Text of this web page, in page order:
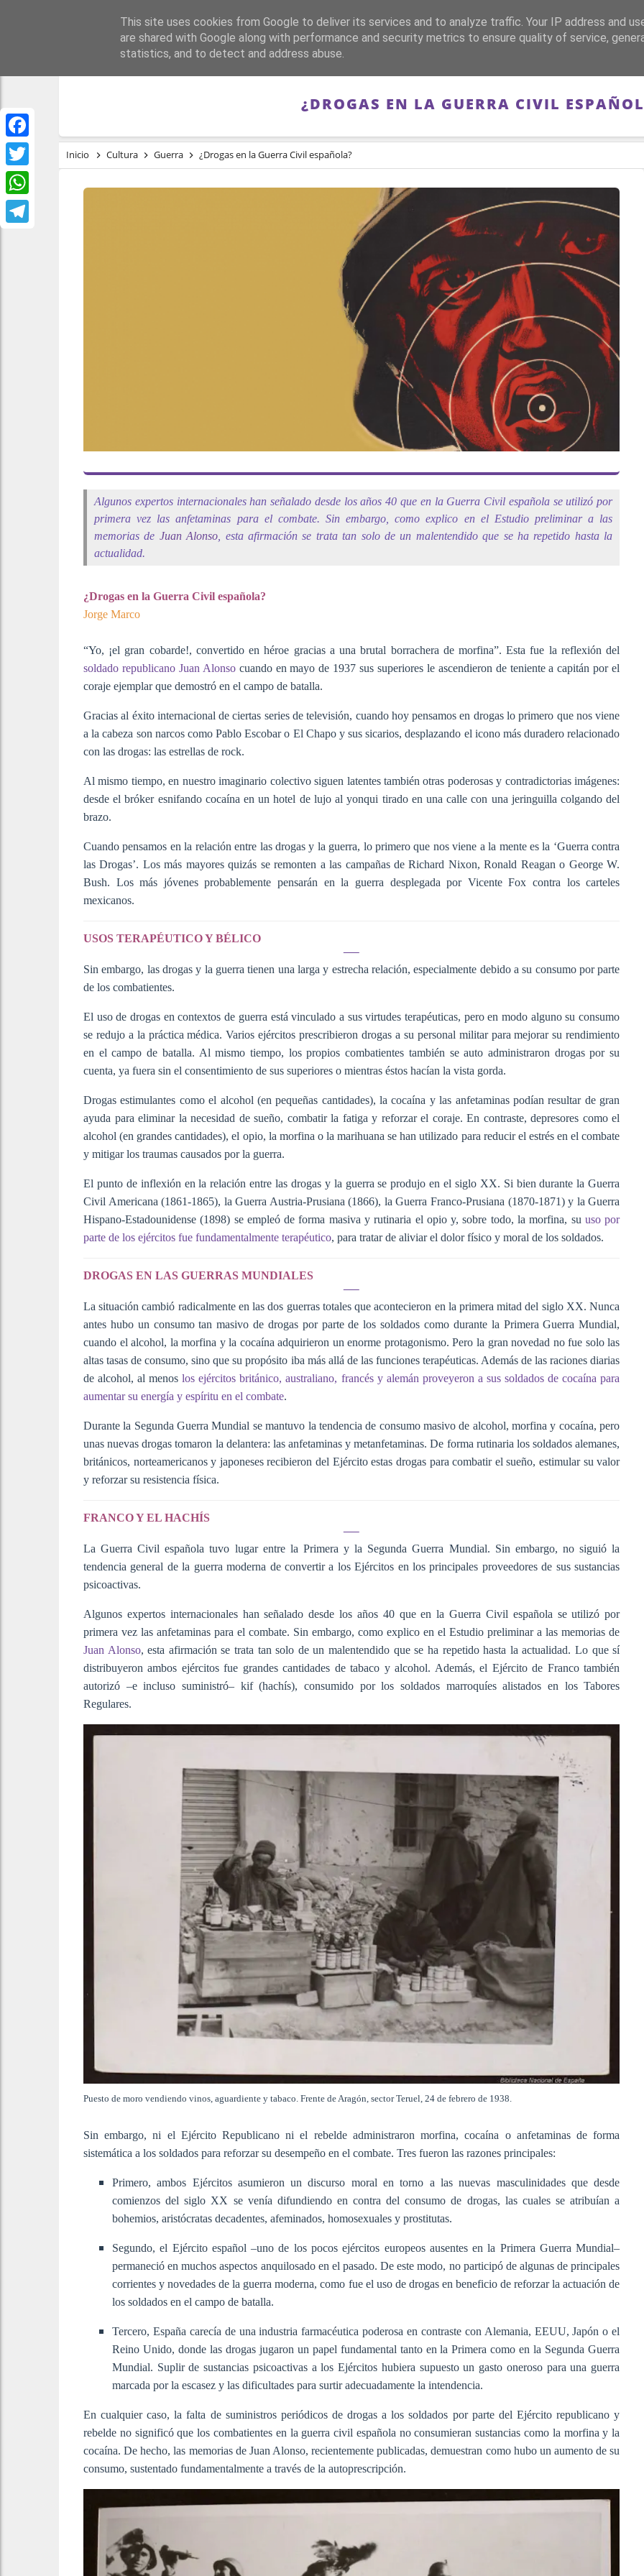
Facebook
Twitter
WhatsApp
PORTADA REPÚBLICA FRANQUISMO GUERRA DE ESPAÑA MEMORIA
¿DROGAS EN LA GUERRA CIVIL
Inicio Cultura Guerra ¿Drogas en la Guerra Civil española?
Algunos expertos internacionales han señalado desde los años 40 que en la Guerra Civil española se utilizó por
primera vez las anfetaminas para el combate. Sin embargo, como explico en el Estudio preliminar a las
memorias de Juan Alonso , esta afirmación se trata tan solo de un malentendido que se ha repetido hasta la
actualidad.
¿Drogas en la Guerra Civil española?
Jorge Marco
“Yo, ¡el gran cobarde!, convertido en héroe gracias a una brutal borrachera de morfina”. Esta fue la reflexión del
soldado republicano Juan Alonsocuando en mayo de 1937 sus superiores le ascendieron de teniente a capitán por el
coraje ejemplar que demostró en el campo de batalla.
Gracias al éxito internacional de ciertas series de televisión, cuando hoy pensamos en drogas lo primero que nos viene
a la cabeza son narcos como Pablo Escobar o El Chapo y sus sicarios, desplazando el icono más duradero relacionado
con las drogas: las estrellas de rock.
Al mismo tiempo, en nuestro imaginario colectivo siguen latentes también otras poderosas y contradictorias imágenes:
desde el bróker esnifando cocaína en un hotel de lujo al yonqui tirado en una calle con una jeringuilla colgando del
brazo.
Cuando pensamos en la relación entre las drogas y la guerra, lo primero que nos viene a la mente es la ‘Guerra contra
las Drogas’. Los más mayores quizás se remonten a las campañas de Richard Nixon, Ronald Reagan o George W.
Bush. Los más jóvenes probablemente pensarán en la guerra desplegada por Vicente Fox contra los carteles
mexicanos.
USOS TERAPÉUTICO Y BÉLICO
Sin embargo, las drogas y la guerra tienen una larga y estrecha relación, especialmente debido a su consumo por parte
de los combatientes.
El uso de drogas en contextos de guerra está vinculado a sus virtudes terapéuticas, pero en modo alguno su consumo
se redujo a la práctica médica. Varios ejércitos prescribieron drogas a su personal militar para mejorar su rendimiento
en el campo de batalla. Al mismo tiempo, los propios combatientes también se auto administraron drogas por su
cuenta, ya fuera sin el consentimiento de sus superiores o mientras éstos hacían la vista gorda.
Drogas estimulantes como el alcohol (en pequeñas cantidades), la cocaína y las anfetaminas podían resultar de gran
ayuda para eliminar la necesidad de sueño, combatir la fatiga y reforzar el coraje. En contraste, depresores como el
alcohol (en grandes cantidades), el opio, la morfina o la marihuana se han utilizado para reducir el estrés en el combate
y mitigar los traumas causados por la guerra.
El punto de inflexión en la relación entre las drogas y la guerra se produjo en el siglo XX. Si bien durante la Guerra
Civil Americana (1861-1865), la Guerra Austria-Prusiana (1866), la Guerra Franco-Prusiana (1870-1871) y la Guerra
Hispano-Estadounidense (1898) se empleó de forma masiva y rutinaria el opio y, sobre todo, la morfina, su uso por
parte de los ejércitos fue fundamentalmente terapéutico, para tratar de aliviar el dolor físico y moral de los soldados.
DROGAS EN LAS GUERRAS MUNDIALES
La situación cambió radicalmente en las dos guerras totales que acontecieron en la primera mitad del siglo XX. Nunca
antes hubo un consumo tan masivo de drogas por parte de los soldados como durante la Primera Guerra Mundial,
cuando el alcohol, la morfina y la cocaína adquirieron un enorme protagonismo. Pero la gran novedad no fue solo las
altas tasas de consumo, sino que su propósito iba más allá de las funciones terapéuticas. Además de las raciones diarias
de alcohol, al menoslos ejércitos británico, australiano, francés y alemán proveyeron a sus soldados de cocaína para
aumentar su energía y espíritu en el combate.
Durante la Segunda Guerra Mundial se mantuvo la tendencia de consumo masivo de alcohol, morfina y cocaína, pero
unas nuevas drogas tomaron la delantera: las anfetaminas y metanfetaminas. De forma rutinaria los soldados alemanes,
británicos, norteamericanos y japoneses recibieron del Ejército estas drogas para combatir el sueño, estimular su valor
y reforzar su resistencia física.
FRANCO Y EL HACHÍS
La Guerra Civil española tuvo lugar entre la Primera y la Segunda Guerra Mundial. Sin embargo, no siguió la
tendencia general de la guerra moderna de convertir a los Ejércitos en los principales proveedores de sus sustancias
psicoactivas.
Algunos expertos internacionales han señalado desde los años 40 que en la Guerra Civil española se utilizó por
primera vez las anfetaminas para el combate. Sin embargo, como explico en el Estudio preliminar a las memorias de
Juan Alonso, esta afirmación se trata tan solo de un malentendido que se ha repetido hasta la actualidad. Lo que sí
distribuyeron ambos ejércitos fue grandes cantidades de tabaco y alcohol. Además, el Ejército de Franco también
autorizó –e incluso suministró– kif (hachís), consumido por los soldados marroquíes alistados en los Tabores
Regulares.
Puesto de moro vendiendo vinos, aguardiente y tabaco. Frente de Aragón, sector Teruel, 24 de febrero de 1938.
Sin embargo, ni el Ejército Republicano ni el rebelde administraron morfina, cocaína o anfetaminas de forma
sistemática a los soldados para reforzar su desempeño en el combate. Tres fueron las razones principales:
Primero, ambos Ejércitos asumieron un discurso moral en torno a las nuevas masculinidades que desde
comienzos del siglo XX se venía difundiendo en contra del consumo de drogas, las cuales se atribuían a
bohemios, aristócratas decadentes, afeminados, homosexuales y prostitutas.
Segundo, el Ejército español –uno de los pocos ejércitos europeos ausentes en la Primera Guerra Mundial–
permaneció en muchos aspectos anquilosado en el pasado. De este modo, no participó de algunas de principales
corrientes y novedades de la guerra moderna, como fue el uso de drogas en beneficio de reforzar la actuación de
los soldados en el campo de batalla.
Tercero, España carecía de una industria farmacéutica poderosa en contraste con Alemania, EEUU, Japón o el
Reino Unido, donde las drogas jugaron un papel fundamental tanto en la Primera como en la Segunda Guerra
Mundial. Suplir de sustancias psicoactivas a los Ejércitos hubiera supuesto un gasto oneroso para una guerra
marcada por la escasez y las dificultades para surtir adecuadamente la intendencia.
En cualquier caso, la falta de suministros periódicos de drogas a los soldados por parte del Ejército republicano y
rebelde no significó que los combatientes en la guerra civil española no consumieran sustancias como la morfina y la
cocaína. De hecho, las memorias de Juan Alonso, recientemente publicadas, demuestran como hubo un aumento de su
consumo, sustentado fundamentalmente a través de la autoprescripción.
This site uses cookies from Google to deliver its services and to analyze traffic. Your IP address and
are shared with Google along with performance and security metrics to ensure quality of service,
statistics, and to detect and address abuse.